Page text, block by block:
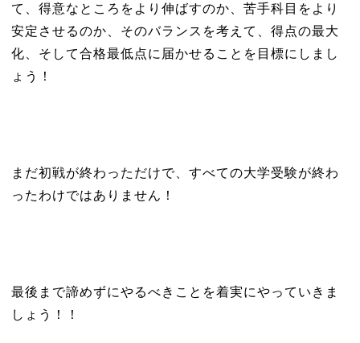
て、得意なところをより伸ばすのか、苦手科目をより
安定させるのか、そのバランスを考えて、得点の最大
化、そして合格最低点に届かせることを目標にしまし
ょう！
まだ初戦が終わっただけで、すべての大学受験が終わ
ったわけではありません！
最後まで諦めずにやるべきことを着実にやっていきま
しょう！！